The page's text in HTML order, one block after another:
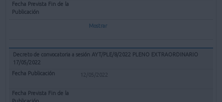
Mostrar
Decreto de convocatoria a sesión AYT/PLE/8/2022 PLENO EXTRAORDINARIO
17/05/2022
12/05/2022